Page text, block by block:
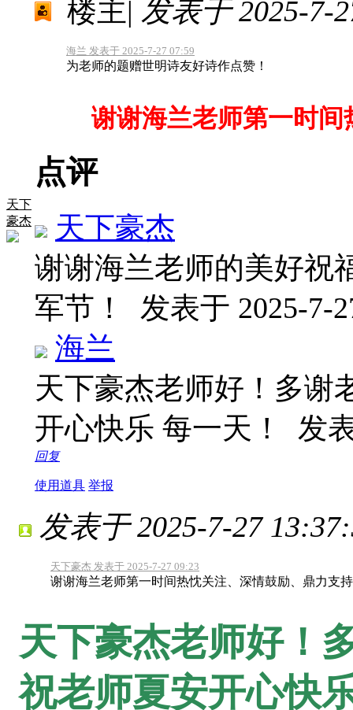
天下
豪杰
楼主| 发表于 2025-7-
海兰 发表于 2025-7-27 07:59
为老师的题赠世明诗友好诗作点赞！
谢谢海兰老师第一时间
点评
天下豪杰
谢谢海兰老师的美好祝
军节！ 发表于 2025-7-
海兰
天下豪杰老师好！多谢
开心快乐 每一天！ 发
回复
使用道具 举报
发表于 2025-7-27
天下豪杰 发表于 2025-7-27 09:23
谢谢海兰老师第一时间热忱关注、深情鼓励、鼎力支
天下豪杰老师好！
祝老师夏安开心快